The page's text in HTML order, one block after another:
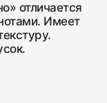
отличается
Имеет